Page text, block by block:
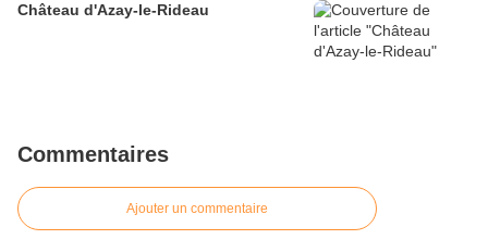
Château d'Azay-le-Rideau
Commentaires
Ajouter un commentaire